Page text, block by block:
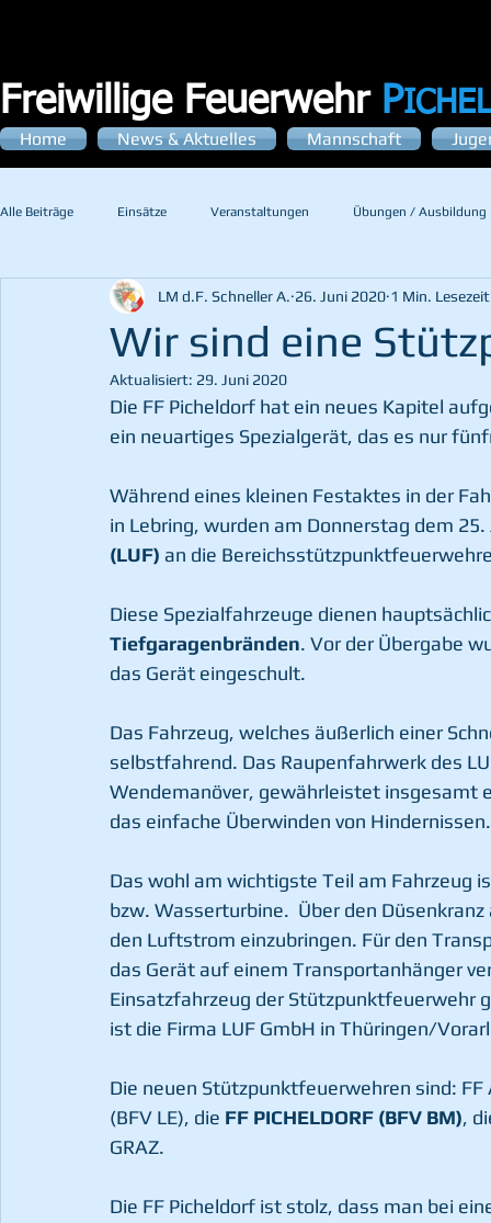
Freiwillige Feuerwehr P
Home News & Aktuelles Mannschaft
Alle Beiträge Einsätze Veranstaltungen Übungen / Ausbildung
Wir sind eine
LM d.F. Schneller A. 26. Juni 2020 1 Min. Lesezeit
Aktualisiert: 29. Juni 2020
Die FF Picheldorf hat ein neues Kapitel
ein neuartiges Spezialgerät, das es nur
Während eines kleinen Festaktes in der
in Lebring, wurden am Donnerstag dem
(LUF) an die
Diese Spezialfahrzeuge dienen
Tiefgaragenbränden. Vor der Übergabe
das Gerät eingeschult.
Das Fahrzeug, welches äußerlich einer
selbstfahrend. Das Raupenfahrwerk des
Wendemanöver, gewährleistet insgesamt
das einfache Überwinden von Hindernissen.
Das wohl am wichtigste Teil am Fahrzeug
bzw. Wasserturbine.  Über den
den Luftstrom einzubringen. Für den
das Gerät auf einem Transportanhänger
Einsatzfahrzeug der Stützpunktfeuerwehr
ist die Firma LUF GmbH in Thüringen/
Die neuen Stützpunktfeuerwehren sind: FF
(BFV LE), die FF PICHELDORF (BFV BM),
GRAZ.
Die FF Picheldorf ist stolz, dass man bei